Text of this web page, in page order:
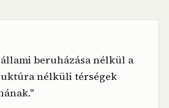
beruházása nélkül a
nélküli térségek